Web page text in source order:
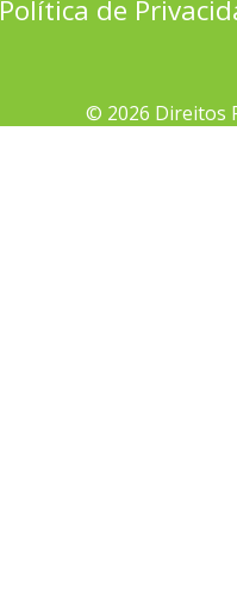
Política de
© 2026 Direitos